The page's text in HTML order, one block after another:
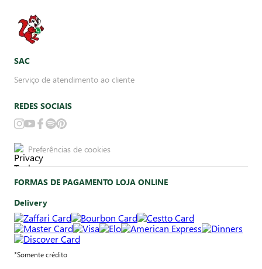
SAC
Serviço de atendimento ao cliente
REDES SOCIAIS
Preferências de cookies
FORMAS DE PAGAMENTO LOJA ONLINE
Delivery
*Somente crédito